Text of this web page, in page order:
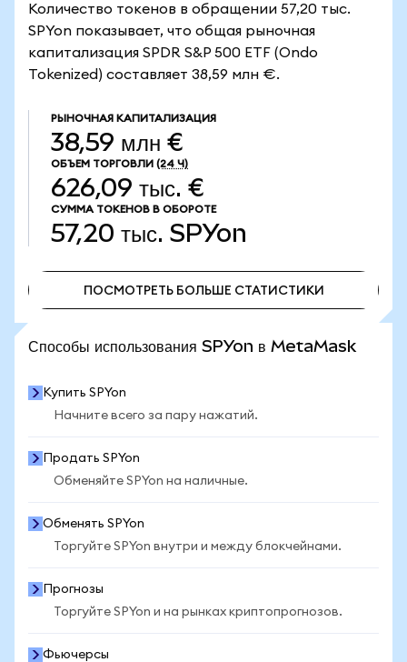
Количество токенов в обращении 57,20 тыс.
SPYon показывает, что общая рыночная
капитализация SPDR S&P 500 ETF (Ondo
Tokenized) составляет 38,59 млн €.
РЫНОЧНАЯ КАПИТАЛИЗАЦИЯ
38,59 млн €
ОБЪЕМ ТОРГОВЛИ (24 Ч)
626,09 тыс. €
СУММА ТОКЕНОВ В ОБОРОТЕ
57,20 тыс. SPYon
ПОСМОТРЕТЬ БОЛЬШЕ СТАТИСТИКИ
Способы использования SPYon в MetaMask
Купить SPYon
Начните всего за пару нажатий.
Продать SPYon
Обменяйте SPYon на наличные.
Обменять SPYon
Торгуйте SPYon внутри и между блокчейнами.
Прогнозы
Торгуйте SPYon и на рынках криптопрогнозов.
Фьючерсы